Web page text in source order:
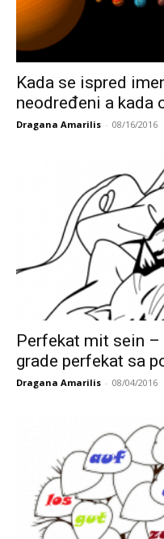
Kada se ispred
neodređeni a kada
Dragana Amarilis - 08/16/2016
Perfekat mit sein
grade perfekat sa
Dragana Amarilis - 08/04/2016